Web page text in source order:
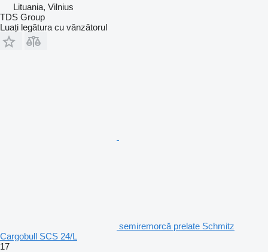
Lituania, Vilnius
TDS Group
Luați legătura cu vânzătorul
semiremorcă prelate Schmitz
Cargobull SCS 24/L
17